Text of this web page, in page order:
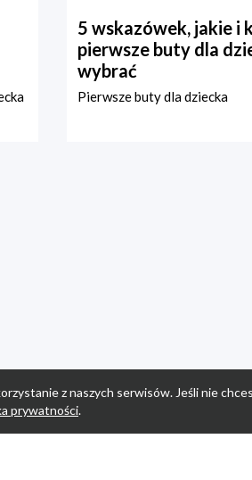
5 wskazówek, jakie i
pierwsze buty dla
wybrać
Pierwsze buty dla dziecka
z naszych serwisów. Jeśli nie
prywatności.